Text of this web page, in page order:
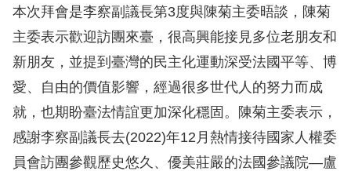
務
核
心
人
權
公
約
本次拜會是李察副議長第3度與陳菊主委晤談，陳菊
主委表示歡迎訪團來臺，很高興能接見多位老朋友和
新朋友，並提到臺灣的民主化運動深受法國平等、博
愛、自由的價值影響，經過很多世代人的努力而成
就，也期盼臺法情誼更加深化穩固。陳菊主委表示，
感謝李察副議長去(2022)年12月熱情接待國家人權委
員會訪團參觀歷史悠久、優美莊嚴的法國參議院—盧